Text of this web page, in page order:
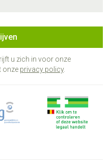
u zich in voor onze
onze privacy policy.